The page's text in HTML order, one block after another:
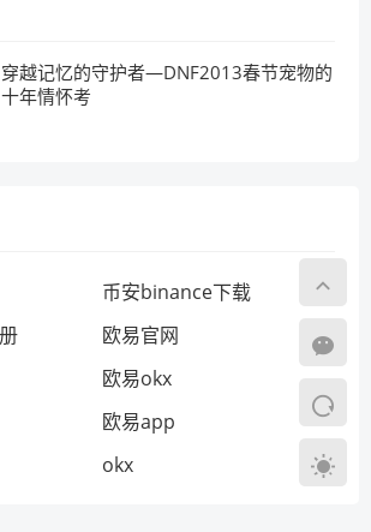
穿越记忆的守护者—DNF2013春节宠物的
十年情怀考
币安binance下载
欧易官网
欧易okx
欧易app
okx